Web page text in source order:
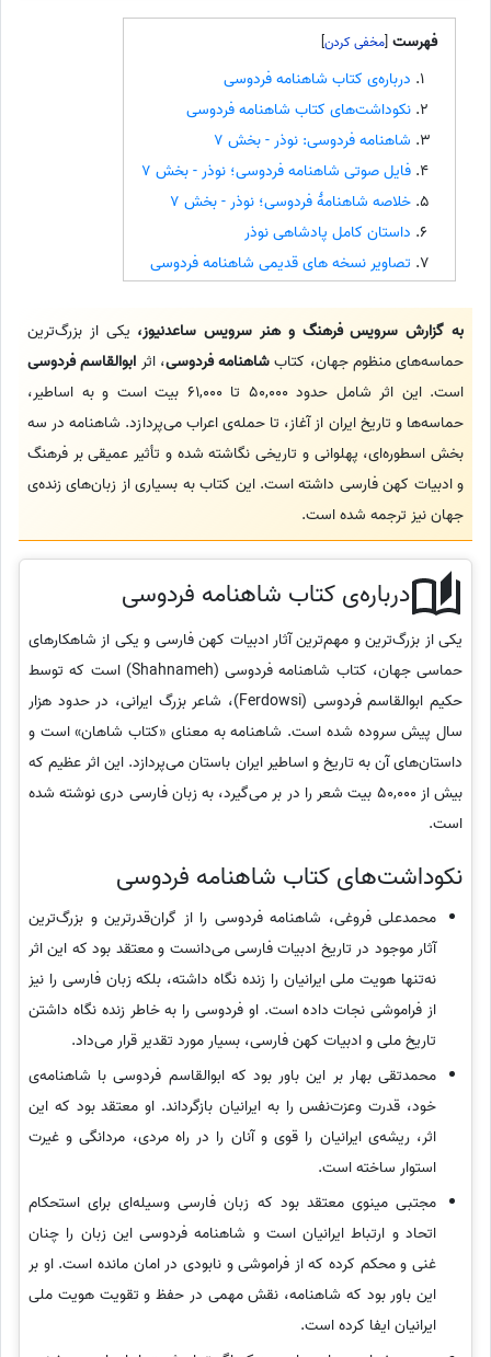
فهرست [
]
درباره‌ی کتاب شاهنامه فردوسی
نکوداشت‌های کتاب شاهنامه فردوسی
شاهنامه فردوسی: نوذر - بخش 7
فایل صوتی شاهنامه فردوسی؛ نوذر - بخش 7
خلاصه شاهنامهٔ فردوسی؛ نوذر - بخش 7
داستان کامل پادشاهی نوذر
تصاویر نسخه های قدیمی شاهنامه فردوسی
به گزارش سرویس فرهنگ و هنر سرویس ساعدنیوز، یکی از بزرگ‌ترین
حماسه‌های منظوم جهان، کتابشاهنامه فردوسی، اثر ابوالقاسم فردوسی
است. این اثر شامل حدود 50,000 تا 61,000 بیت است و به اساطیر،
حماسه‌ها و تاریخ ایران از آغاز، تا حمله‌ی اعراب می‌پردازد. شاهنامه در سه
بخش اسطوره‌ای، پهلوانی و تاریخی نگاشته شده و تأثیر عمیقی بر فرهنگ
و ادبیات کهن فارسی داشته است. این کتاب به بسیاری از زبان‌های زنده‌ی
جهان نیز ترجمه شده است.
درباره‌ی کتاب شاهنامه فردوسی
یکی از بزرگ‌ترین و مهم‌ترین آثار ادبیات کهن فارسی و یکی از شاهکارهای
حماسی جهان، کتاب شاهنامه فردوسی (Shahnameh) است که توسط
حکیم ابوالقاسم فردوسی (Ferdowsi)، شاعر بزرگ ایرانی، در حدود هزار
سال پیش سروده شده است. شاهنامه به معنای «کتاب شاهان» است و
داستان‌های آن به تاریخ و اساطیر ایران باستان می‌پردازد. این اثر عظیم که
بیش از 50,000 بیت شعر را در بر می‌گیرد، به زبان فارسی دری نوشته شده
است.
نکوداشت‌های کتاب شاهنامه فردوسی
محمدعلی فروغی، شاهنامه فردوسی را از گران‌قدرترین و بزرگ‌ترین
آثار موجود در تاریخ ادبیات فارسی می‌دانست و معتقد بود که این اثر
نه‌تنها هویت ملی ایرانیان را زنده نگاه داشته، بلکه زبان فارسی را نیز
از فراموشی نجات داده است. او فردوسی را به خاطر زنده نگاه داشتن
تاریخ ملی و ادبیات کهن فارسی، بسیار مورد تقدیر قرار می‌داد.
محمدتقی بهار بر این باور بود که ابوالقاسم فردوسی با شاهنامه‌ی
خود، قدرت وعزت‌نفس را به ایرانیان بازگرداند. او معتقد بود که این
اثر، ریشه‌ی ایرانیان را قوی و آنان را در راه مردی، مردانگی و غیرت
استوار ساخته است.
مجتبی مینوی معتقد بود که زبان فارسی وسیله‌ای برای استحکام
اتحاد و ارتباط ایرانیان است و شاهنامه فردوسی این زبان را چنان
غنی و محکم کرده که از فراموشی و نابودی در امان مانده است. او بر
این باور بود که شاهنامه، نقش مهمی در حفظ و تقویت هویت ملی
ایرانیان ایفا کرده است.